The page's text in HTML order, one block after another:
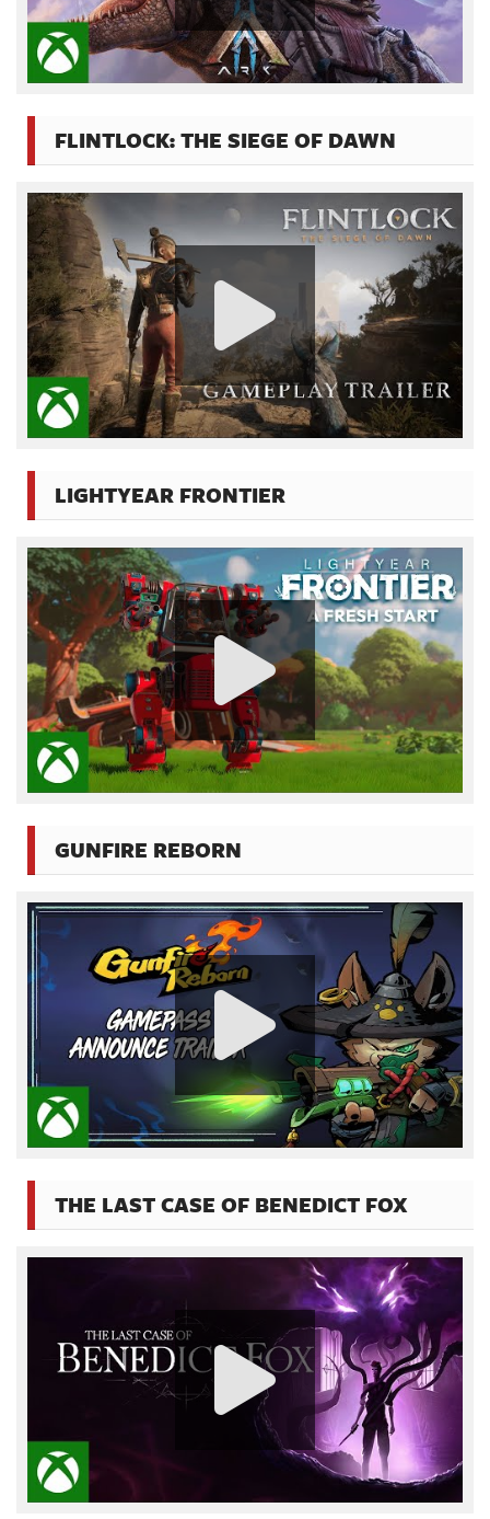
FLINTLOCK: THE SIEGE OF DAWN
LIGHTYEAR FRONTIER
GUNFIRE REBORN
THE LAST CASE OF BENEDICT FOX